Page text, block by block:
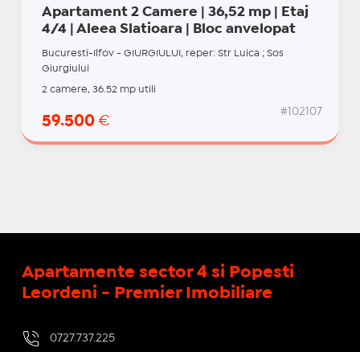
Apartament 2 Camere | 36,52 mp | Etaj
4/4 | Aleea Slatioara | Bloc anvelopat
Bucuresti-Ilfov - GIURGIULUI, reper: Str Luica ; Sos
Giurgiului
2 camere, 36.52 mp utili
59.500 €
#102107
Apartamente sector 4 si Popesti
Leordeni - Premier Imobiliare
0727.737.225